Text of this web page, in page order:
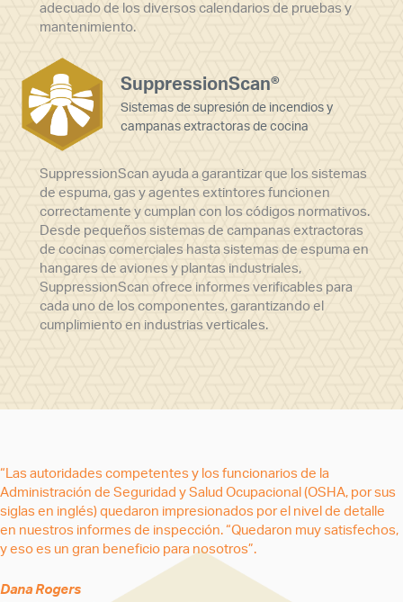
adecuado de los diversos calendarios de pruebas y
mantenimiento.
SuppressionScan®
Sistemas de supresión de incendios y
campanas extractoras de cocina
SuppressionScan ayuda a garantizar que los sistemas
de espuma, gas y agentes extintores funcionen
correctamente y cumplan con los códigos normativos.
Desde pequeños sistemas de campanas extractoras
de cocinas comerciales hasta sistemas de espuma en
hangares de aviones y plantas industriales,
SuppressionScan ofrece informes verificables para
cada uno de los componentes, garantizando el
cumplimiento en industrias verticales.
“Las autoridades competentes y los funcionarios de la
Administración de Seguridad y Salud Ocupacional (OSHA, por sus
siglas en inglés) quedaron impresionados por el nivel de detalle
en nuestros informes de inspección. “Quedaron muy satisfechos,
y eso es un gran beneficio para nosotros”.
Dana Rogers